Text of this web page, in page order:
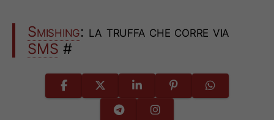
Smishing: la truffa che corre via
SMS #